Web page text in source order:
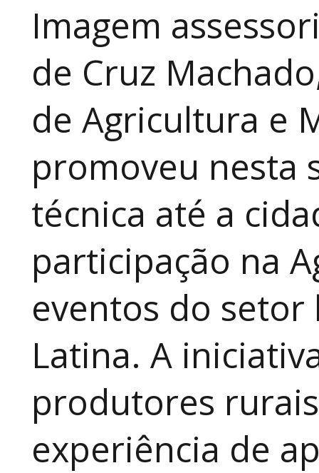
Imagem
de Cruz
de Agricultura e
promoveu nesta
técnica até a
participação na
eventos do
Latina. A
produtores
experiência de